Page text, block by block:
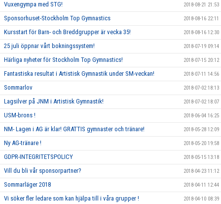
Vuxengympa med STG! 2018-08-21 21:53
Sponsorhuset-Stockholm Top Gymnastics 2018-08-16 22:11
Kursstart för Barn- och Breddgrupper är vecka 35! 2018-08-16 12:30
25 juli öppnar vårt bokningssystem! 2018-07-19 09:14
Härliga nyheter för Stockholm Top Gymnastics! 2018-07-15 20:12
Fantastiska resultat i Artistisk Gymnastik under SM-veckan! 2018-07-11 14:56
Sommarlov 2018-07-02 18:13
Lagsilver på JNM i Artistisk Gymnastik! 2018-07-02 18:07
USM-brons ! 2018-06-04 16:25
NM- Lagen i AG är klar! GRATTIS gymnaster och tränare! 2018-05-28 12:09
Ny AG-tränare ! 2018-05-20 19:58
GDPR-INTEGRITETSPOLICY 2018-05-15 13:18
Vill du bli vår sponsorpartner? 2018-04-23 11:12
Sommarläger 2018 2018-04-11 12:44
Vi söker fler ledare som kan hjälpa till i våra grupper ! 2018-04-10 08:39